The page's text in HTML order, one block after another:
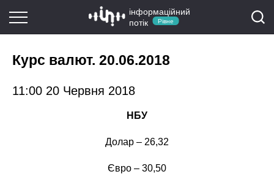
інформаційний
потік
Рівне
Курс валют. 20.06.2018
11:00 20 Червня 2018
НБУ
Долар – 26,32
Євро – 30,50